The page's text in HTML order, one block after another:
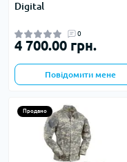
Digital
0
4 700.00 грн.
Повідомити мене
Продано